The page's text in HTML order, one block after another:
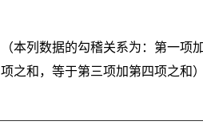
（本列数据的勾稽关系为：第一项
项之和 ， 等于第三项加第四项之和